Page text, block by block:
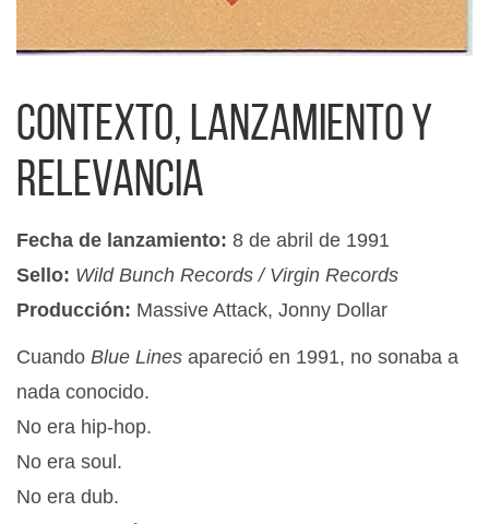
Contexto, lanzamiento y
relevancia
Fecha de lanzamiento: 8 de abril de 1991
Sello: Wild Bunch Records / Virgin Records
Producción: Massive Attack, Jonny Dollar
Cuando Blue Lines apareció en 1991, no sonaba a
nada conocido.
No era hip-hop.
No era soul.
No era dub.